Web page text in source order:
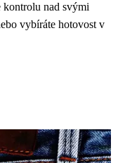
kontrolu nad svými
vybíráte hotovost v